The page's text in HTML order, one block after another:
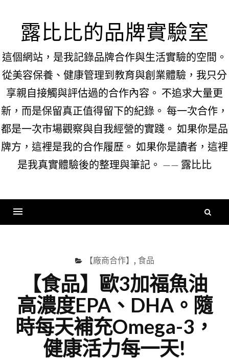
content露比比的品牌實驗室
這個網站，是我記錄品牌合作與生活實驗的空間。
從美容保養、健康管理到教育與創業體驗，我只分
享親自接觸與評估過的合作內容。 不追求大量更
新，而是保留真正值得留下的紀錄。 每一次合作，
都是一次市場觀察與自我經營的實踐。 如果你是品
牌方，這裡是我的合作履歷。 如果你是讀者，這裡
是我真實體驗後的整理與筆記。 —— 露比比
【廠商合作】 , 食品
【食品】歐3加福魚油
高濃度EPA、DHA。隨
時每天補充Omega-3，
健康活力每一天!